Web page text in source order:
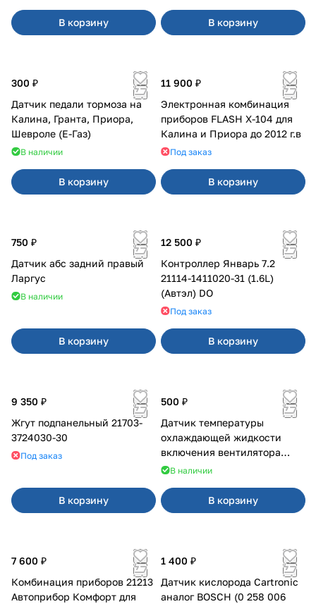
В корзину В корзину
300 ₽
Датчик педали тормоза на
Калина, Гранта, Приора,
Шевроле (Е-Газ)
В наличии
В корзину
11 900 ₽
Электронная комбинация
приборов FLASH X-104 для
Калина и Приора до 2012 г.в
Под заказ
В корзину
750 ₽
Датчик абс задний правый
Ларгус
В наличии
В корзину
12 500 ₽
Контроллер Январь 7.2
21114-1411020-31 (1.6L)
(Автэл) DO
Под заказ
В корзину
9 350 ₽
Жгут подпанельный 21703-
3724030-30
Под заказ
В корзину
500 ₽
Датчик температуры
охлаждающей жидкости
включения вентилятора
2110-2115,2170,1117-1119,2123
В наличии
В корзину
7 600 ₽
Комбинация приборов 21213
Автоприбор Комфорт для
1 400 ₽
Датчик кислорода Cartronic
аналог BOSCH (0 258 006